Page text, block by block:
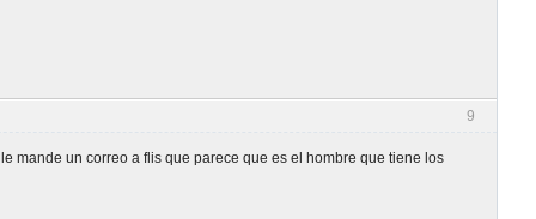
9
mande un correo a flis que parece que es el hombre que tiene los